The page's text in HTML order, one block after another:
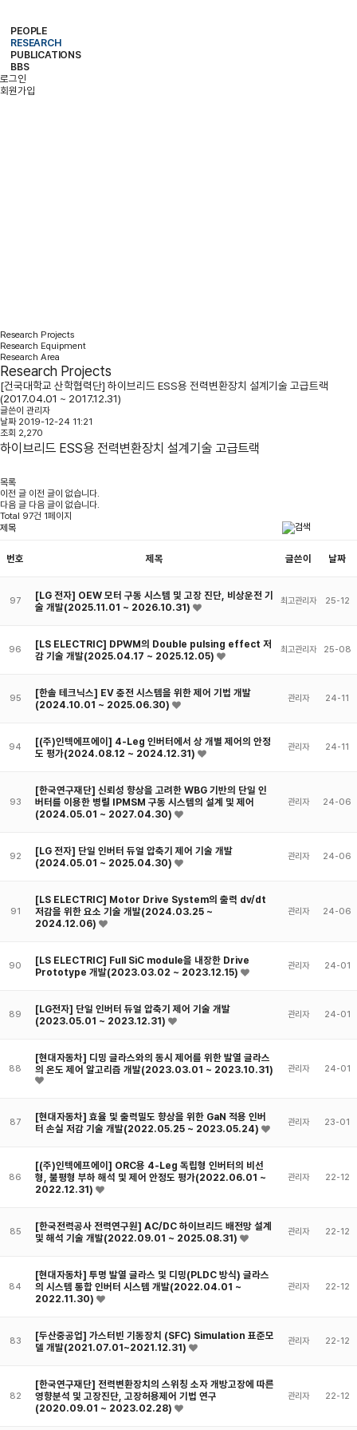
PEOPLE
PROFESSOR
RESEARCH
RESEARCH PROJECTS
PUBLICATIONS
PAPER
BBS
NOTICE
로그인
회원가입
Research Projects
Research Equipment
Research Area
Research Projects
[건국대학교 산학협력단] 하이브리드 ESS용 전력변환장치 설계기술 고급트랙
(2017.04.01 ~ 2017.12.31)
글쓴이 관리자
날짜2019-12-24 11:21
조회 2,270
하이브리드 ESS용 전력변환장치 설계기술 고급트랙
목록
이전 글 이전 글이 없습니다.
다음 글 다음 글이 없습니다.
Total 97건 1페이지
번호 제목 글쓴이 날짜
97
[LG 전자] OEW 모터 구동 시스템 및 고장 진단, 비상운전 기
술 개발(2025.11.01 ~ 2026.10.31)
최고관리자 25-12
96
[LS ELECTRIC] DPWM의 Double pulsing effect 저
감 기술 개발(2025.04.17 ~ 2025.12.05)
최고관리자 25-08
95
[한솔 테크닉스] EV 충전 시스템을 위한 제어 기법 개발
(2024.10.01 ~ 2025.06.30)
관리자 24-11
94
[(주)인텍에프에이] 4-Leg 인버터에서 상 개별 제어의 안정
도 평가(2024.08.12 ~ 2024.12.31)
관리자 24-11
93
[한국연구재단] 신뢰성 향상을 고려한 WBG 기반의 단일 인
버터를 이용한 병렬 IPMSM 구동 시스템의 설계 및 제어
(2024.05.01 ~ 2027.04.30)
관리자 24-06
92
[LG 전자] 단일 인버터 듀얼 압축기 제어 기술 개발
(2024.05.01 ~ 2025.04.30)
관리자 24-06
91
[LS ELECTRIC] Motor Drive System의 출력 dv/dt
저감을 위한 요소 기술 개발(2024.03.25 ~
2024.12.06)
관리자 24-06
90
[LS ELECTRIC] Full SiC module을 내장한 Drive
Prototype 개발(2023.03.02 ~ 2023.12.15)
관리자 24-01
89
[LG전자] 단일 인버터 듀얼 압축기 제어 기술 개발
(2023.05.01 ~ 2023.12.31)
관리자 24-01
88
[현대자동차] 디밍 글라스와의 동시 제어를 위한 발열 글라스
의 온도 제어 알고리즘 개발(2023.03.01 ~ 2023.10.31)
관리자 24-01
87
[현대자동차] 효율 및 출력밀도 향상을 위한 GaN 적용 인버
터 손실 저감 기술 개발(2022.05.25 ~ 2023.05.24)
관리자 23-01
86
[(주)인텍에프에이] ORC용 4-Leg 독립형 인버터의 비선
형, 불평형 부하 해석 및 제어 안정도 평가(2022.06.01 ~
2022.12.31)
관리자 22-12
85
[한국전력공사 전력연구원] AC/DC 하이브리드 배전망 설계
및 해석 기술 개발(2022.09.01 ~ 2025.08.31)
관리자 22-12
84
[현대자동차] 투명 발열 글라스 및 디밍(PLDC 방식) 글라스
의 시스템 통합 인버터 시스템 개발(2022.04.01 ~
2022.11.30)
관리자 22-12
83
[두산중공업] 가스터빈 기동장치 (SFC) Simulation 표준모
델 개발(2021.07.01~2021.12.31)
관리자 22-12
82
[한국연구재단] 전력변환장치의 스위칭 소자 개방고장에 따른
영향분석 및 고장진단, 고장허용제어 기법 연구
(2020.09.01 ~ 2023.02.28)
관리자 22-12